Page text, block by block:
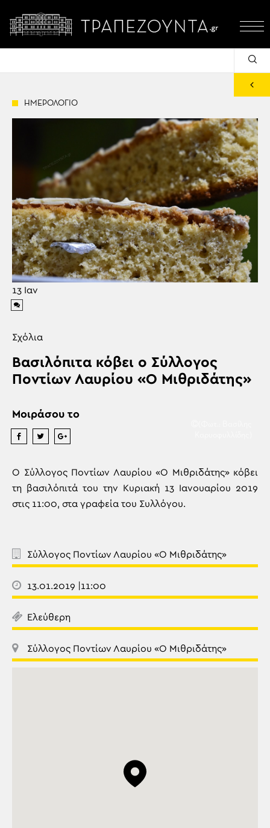
ΗΜΕΡΟΛΟΓΙΟ
13 Ιαν
Σχόλια
Βασιλόπιτα κόβει ο Σύλλογος
Ποντίων Λαυρίου «Ο Μιθριδάτης»
Μοιράσου το
Ο Σύλλογος Ποντίων Λαυρίου «Ο Μιθριδάτης» κόβει
τη βασιλόπιτά του την Κυριακή 13 Ιανουαρίου 2019
στις 11:00, στα γραφεία του Συλλόγου.
Σύλλογος Ποντίων Λαυρίου «Ο Μιθριδάτης»
13.01.2019 |11:00
Ελεύθερη
Σύλλογος Ποντίων Λαυρίου «Ο Μιθριδάτης»